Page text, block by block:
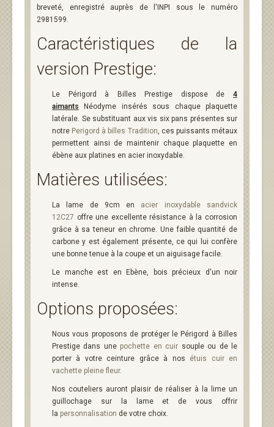
breveté, enregistré auprès de l'INPI sous le numéro
2981599.
Caractéristiques de la
version Prestige:
Le Périgord à Billes Prestige dispose de 4
aimants Néodyme insérés sous chaque plaquette
latérale. Se substituant aux vis six pans présentes sur
notre Perigord à billes Tradition, ces puissants métaux
permettent ainsi de maintenir chaque plaquette en
ébène aux platines en acier inoxydable.
Matières utilisées:
La lame de 9cm en acier inoxydable sandvick
12C27 offre une excellente résistance à la corrosion
grâce à sa teneur en chrome. Une faible quantité de
carbone y est également présente, ce qui lui confère
une bonne tenue à la coupe et un aiguisage facile.
Le manche est en Ebène, bois précieux d'un noir
intense.
Options proposées:
Nous vous proposons de protéger le Périgord à Billes
Prestige dans une pochette en cuir souple ou de le
porter à votre ceinture grâce à nos étuis cuir en
vachette pleine fleur.
Nos couteliers auront plaisir de réaliser à la lime un
guillochage sur la lame et de vous offrir
la personnalisation de votre choix.